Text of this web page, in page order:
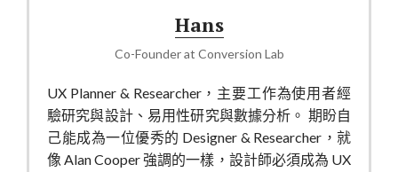
Hans
Co-Founder at Conversion Lab
UX Planner & Researcher，主要工作為使用者經
驗研究與設計、易用性研究與數據分析。 期盼自
己能成為一位優秀的 Designer & Researcher，就
像 Alan Cooper 強調的一樣，設計師必須成為 UX